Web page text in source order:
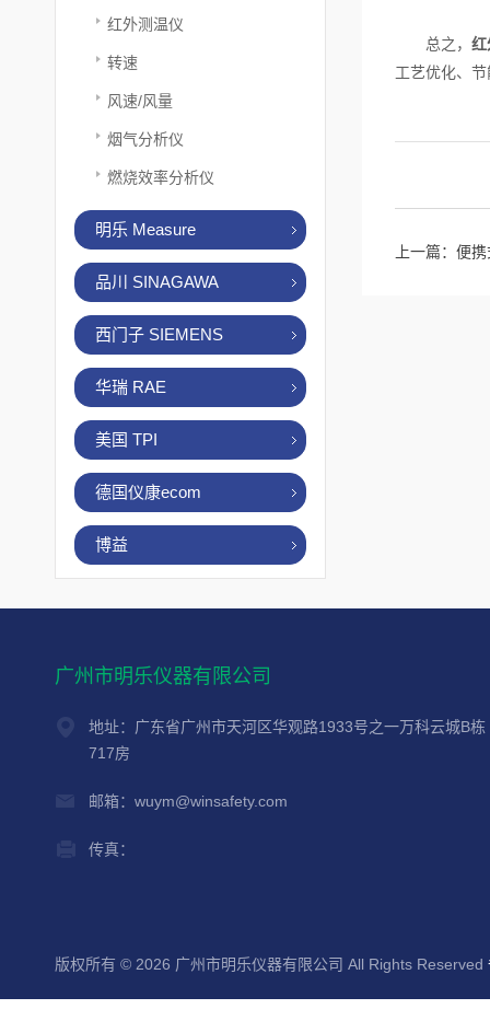
红外测温仪
转速
风速/风量
烟气分析仪
燃烧效率分析仪
明乐 Measure
品川 SINAGAWA
西门子 SIEMENS
华瑞 RAE
美国 TPI
德国仪康ecom
博益
总之， 红
工艺优化、
上一篇： 便携
广州市明乐仪器有限公司
地址：广东省广州市天河区华观路1933号之一万科云城B栋
717房
邮箱：wuym@winsafety.com
传真：
版权所有 © 2026 广州市明乐仪器有限公司 All Rights Reserved